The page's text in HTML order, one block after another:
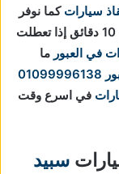
سيارات كما نوفر
إذا تعطلت
في العبور ما
01099996138
في اسرع وقت
سبيد